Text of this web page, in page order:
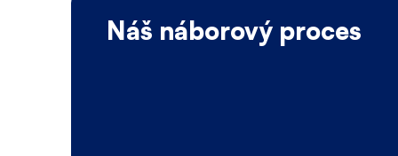
Náš náborový proces